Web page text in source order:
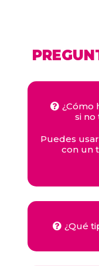
¿Cómo
si no
Puedes
con un
¿Qué